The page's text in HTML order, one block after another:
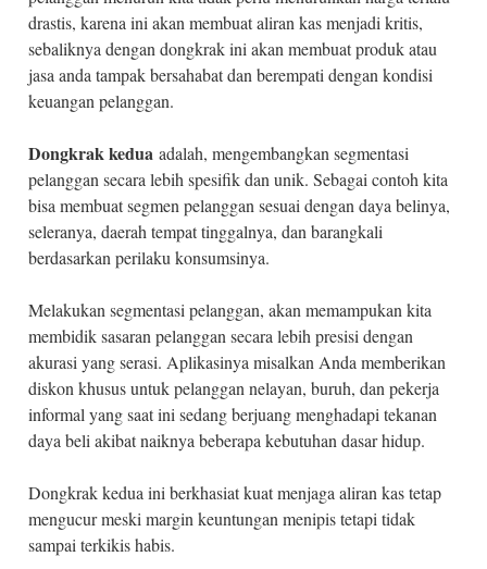
drastis, karena ini akan membuat aliran kas menjadi kritis,
sebaliknya dengan dongkrak ini akan membuat produk atau
jasa anda tampak bersahabat dan berempati dengan kondisi
keuangan pelanggan.
Dongkrak kedua adalah, mengembangkan segmentasi
pelanggan secara lebih spesifik dan unik. Sebagai contoh kita
bisa membuat segmen pelanggan sesuai dengan daya belinya,
seleranya, daerah tempat tinggalnya, dan barangkali
berdasarkan perilaku konsumsinya.
Melakukan segmentasi pelanggan, akan memampukan kita
membidik sasaran pelanggan secara lebih presisi dengan
akurasi yang serasi. Aplikasinya misalkan Anda memberikan
diskon khusus untuk pelanggan nelayan, buruh, dan pekerja
informal yang saat ini sedang berjuang menghadapi tekanan
daya beli akibat naiknya beberapa kebutuhan dasar hidup.
Dongkrak kedua ini berkhasiat kuat menjaga aliran kas tetap
mengucur meski margin keuntungan menipis tetapi tidak
sampai terkikis habis.